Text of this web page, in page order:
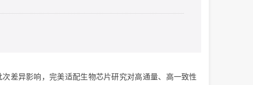
差异影响，完美适配生物芯片研究对高通量、高一致性